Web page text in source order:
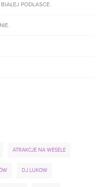
PODLASCE.
ATRAKCJE NA WESELE
DJ LUKOW